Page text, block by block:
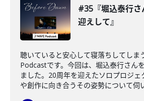
#35『堀込泰行
迎えして』
聴いていると安心して寝落ちしてしま
Podcastです。今回は、堀込泰行さん
ました。20周年を迎えたソロプロジ
や創作に向き合うその姿勢について伺